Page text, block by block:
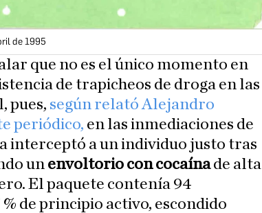
de 1995
que no es el único momento en
de trapicheos de droga en las
pues, según relató Alejandro
periódico, en las inmediaciones de
interceptó a un individuo justo tras
un envoltorio con cocaínade alta
El paquete contenía 94
de principio activo, escondido